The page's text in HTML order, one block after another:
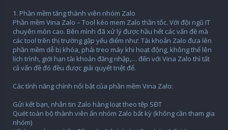
1. Phần mềm tăng thành viên nhóm Zalo
Phần mềm Vina Zalo – Tool kéo mem Zalo thần tốc. Với đội ngũ IT
chuyên môn cao. Bên mình đã xử lý được hầu hết các vấn đề mà
các tool trên thị trường gặp yếu điểm như: Tài khoản Zalo đưa lên
phần mềm dễ bị khóa, phải treo máy khi hoạt động, không thể lên
lịch trình, giới hạn tài khoản đăng nhập,… đến với Vina Zalo thì tất
cả vấn đề đó đều được giải quyết triệt để.
Các tính năng chính nổi bật của phần mềm Vina Zalo:
Gửi kết bạn, nhắn tin Zalo hàng loạt theo tệp SĐT
Quét toàn bộ thành viên ẩn nhóm Zalo bất kỳ (không cần tham gia
nhóm)